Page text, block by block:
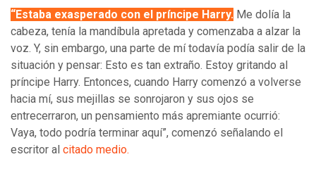
“Estaba exasperado con el príncipe Harry. Me dolía la
cabeza, tenía la mandíbula apretada y comenzaba a alzar la
voz. Y, sin embargo, una parte de mí todavía podía salir de la
situación y pensar: Esto es tan extraño. Estoy gritando al
príncipe Harry. Entonces, cuando Harry comenzó a volverse
hacia mí, sus mejillas se sonrojaron y sus ojos se
entrecerraron, un pensamiento más apremiante ocurrió:
Vaya, todo podría terminar aquí”, comenzó señalando el
escritor al citado medio.